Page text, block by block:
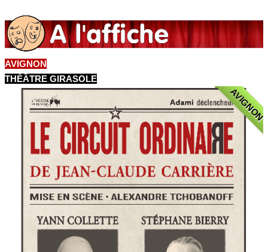
AVIGNON
THÉÂTRE GIRASOLE
AVIGNON